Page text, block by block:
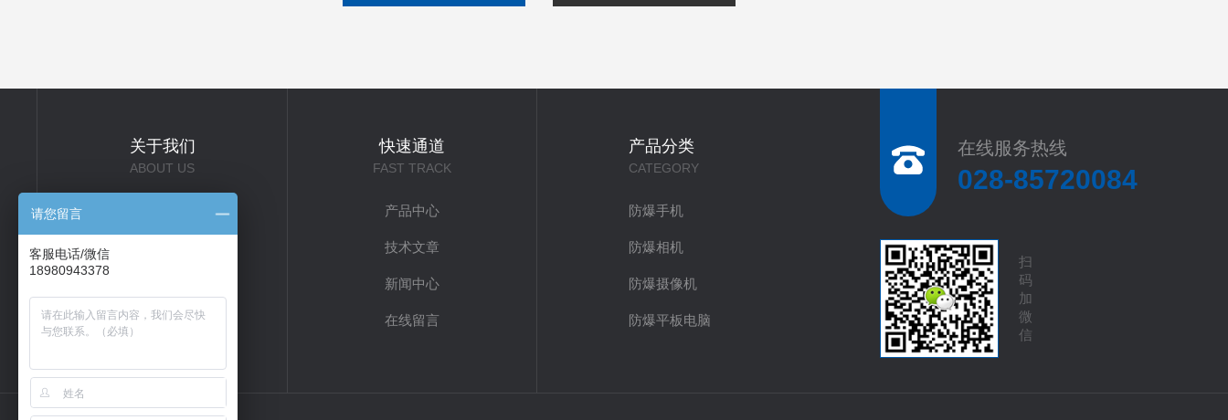
关于我们
ABOUT US
快速通道
FAST TRACK
产品中心
技术文章
新闻中心
在线留言
产品分类
CATEGORY
防爆手机
防爆相机
防爆摄像机
防爆平板电脑
在线服务热线
028-85720084
扫
码
加
微
信
请您留言
客服电话/微信
18980943378